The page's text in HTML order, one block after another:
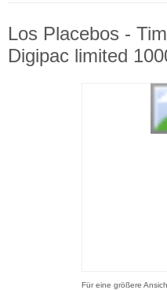
Los Placebos -
Digipac limited
Für eine größere